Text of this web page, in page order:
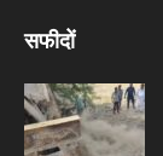
सफीदों